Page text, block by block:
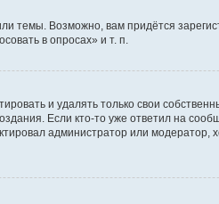
темы. Возможно, вам придётся
в опросах» и т. п.
и удалять только свои
Если кто-то уже ответил на
администратор или